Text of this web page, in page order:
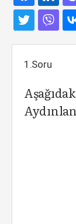
1.Soru